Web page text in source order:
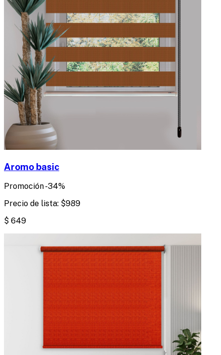
Aromo basic
Promoción-34%
Precio de lista: $989
$ 649